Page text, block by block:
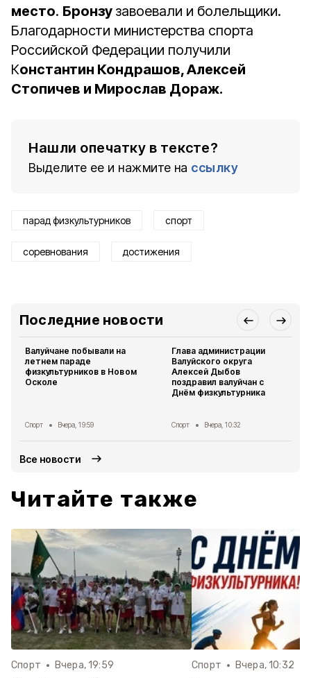
место. Бронзу завоевали и болельщики.
Благодарности министерства спорта
Российской Федерации получили
Константин Кондрашов, Алексей
Стопичев и Мирослав Дораж.
Нашли опечатку в тексте?
Выделите ее и нажмите на ссылку
парад физкультурников спорт
соревнования достижения
Последние новости
Валуйчане побывали на
летнем параде
физкультурников в Новом
Осколе
Спорт Вчера, 19:59
Глава администрации
Валуйского округа
Алексей Дыбов
поздравил валуйчан с
Днём физкультурника
Спорт Вчера, 10:32
Все новости
Читайте также
Спорт Вчера, 19:59 Спорт Вчера, 10:32